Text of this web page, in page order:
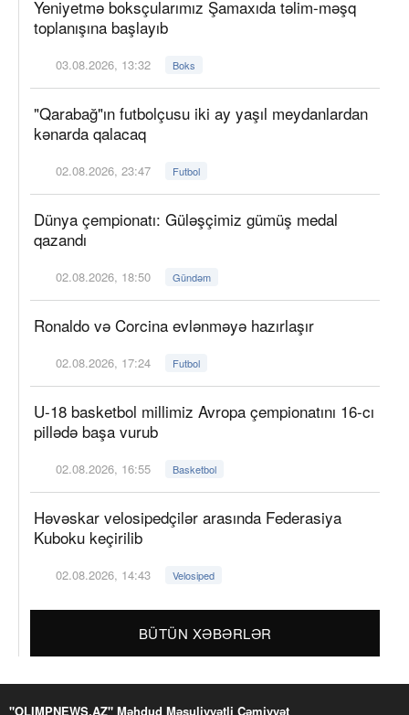
Yeniyetmə boksçularımız Şamaxıda təlim-məşq
toplanışına başlayıb
03.08.2026, 13:32 Boks
"Qarabağ"ın futbolçusu iki ay yaşıl meydanlardan
kənarda qalacaq
02.08.2026, 23:47 Futbol
Dünya çempionatı: Güləşçimiz gümüş medal
qazandı
02.08.2026, 18:50 Gündəm
Ronaldo və Corcina evlənməyə hazırlaşır
02.08.2026, 17:24 Futbol
U-18 basketbol millimiz Avropa çempionatını 16-cı
pillədə başa vurub
02.08.2026, 16:55 Basketbol
Həvəskar velosipedçilər arasında Federasiya
Kuboku keçirilib
02.08.2026, 14:43 Velosiped
BÜTÜN XƏBƏRLƏR
"OLIMPNEWS.AZ" Məhdud Məsuliyyətli Cəmiyyət